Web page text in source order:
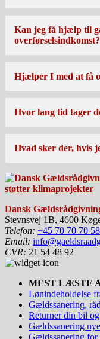
Kan jeg få hjælp til
overførselsindkomst?
Hjælper I med at få
Hvor lang tid tager
Hvad sker der, hvis
Dansk
Stevnsvej 1B, 4600
Telefon: +45 70 70 70 58
Email:
CVR: 21 54 48 92
MEST LÆSTE
Lønindeholdelse
Gældssanering,
Returner din bil
Gældssanering